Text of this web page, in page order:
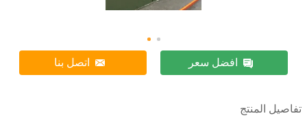
افضل سعر اتصل بنا
تفاصيل المنتج